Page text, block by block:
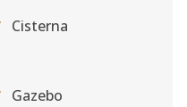
Cisterna
Gazebo